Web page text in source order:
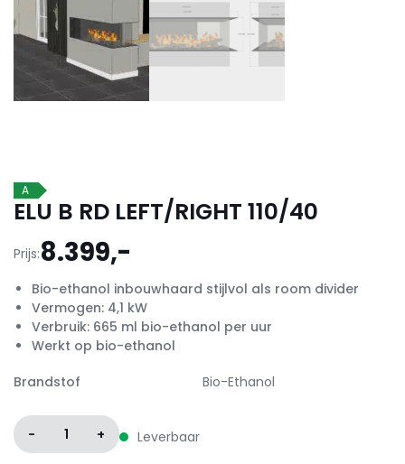
A
ELU B RD LEFT/RIGHT 110/40
Prijs:8.399,-
Bio-ethanol inbouwhaard stijlvol als room divider
Vermogen: 4,1 kW
Verbruik: 665 ml bio-ethanol per uur
Werkt op bio-ethanol
Brandstof
Bio-Ethanol
- 1 + Leverbaar